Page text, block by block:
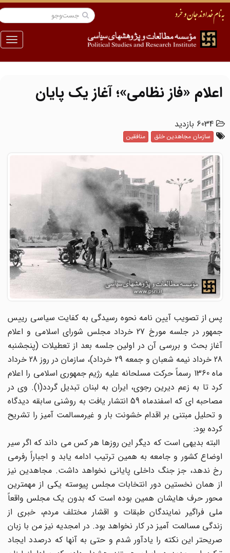
منو
اعلام «فاز نظامی»؛ آغاز یک پایان
6034 بازدید
سازمان مجاهدین خلق منافقین
پس از تصویب آیین نامه نحوه رسیدگی به کفایت سیاسی رییس
جمهور در جلسه مورخ 27 خرداد مجلس شورای اسلامی و اعلام
آغاز بحث و بررسی آن در اولین جلسه بعد از تعطیلات (پنجشنبه
28 خرداد نیمه شعبان و جمعه 29 خرداد)، سازمان در روز 28 خرداد
ماه 1360 رسماً حرکت مسلحانه علیه رژیم جمهوری اسلامی را اعلام
کرد تا به زعم دیرین رجوی، ایران به لبنان تبدیل گردد(1). وی در
مصاحبه ای که اسفندماه 59 انتشار یافت به روشنی سابقه دیدگاه
و تحلیل مبتنی بر اقدام خشونت بار و غیرمسالمت آمیز را تشریح
کرده بود:
البته بدیهی است که دیگر این روزها هر کس می داند که اگر سیر
اوضاع کشور و جامعه به همین ترتیب ادامه یابد و اجباراً رفرمی
رخ ندهد، جز جنگ داخلی پایانی نخواهد داشت. مجاهدین نیز
از همان نخستین دور انتخابات مجلس پیوسته یکی از مهمترین
محور حرف هایشان همین بوده است که بدون یک مجلس واقعاً
ملی فراگیر نمایندگان طبقات و اقشار مختلف مردم، خبری از
زندگی مسالمت آمیز در کار نخواهد بود. در امجدیه نیز من با زبان
صریحتر این نکته را یادآور شدم و حتی به آنها که درصدد ایجاد